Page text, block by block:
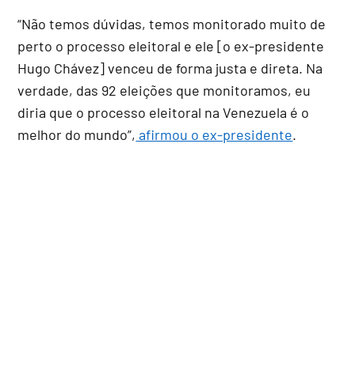
“Não temos dúvidas, temos monitorado muito de
perto o processo eleitoral e ele [o ex-presidente
Hugo Chávez] venceu de forma justa e direta. Na
verdade, das 92 eleições que monitoramos, eu
diria que o processo eleitoral na Venezuela é o
melhor do mundo”, afirmou o ex-presidente.